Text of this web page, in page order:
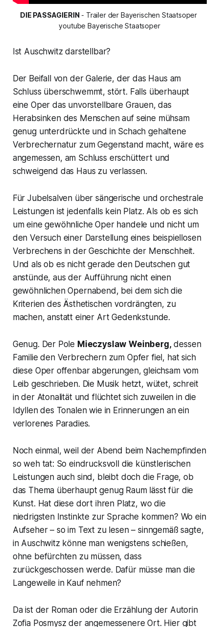
DIE PASSAGIERIN - Trailer der Bayerischen Staatsoper
youtube Bayerische Staatsoper
Ist Auschwitz darstellbar?
Der Beifall von der Galerie, der das Haus am
Schluss überschwemmt, stört. Falls überhaupt
eine Oper das unvorstellbare Grauen, das
Herabsinken des Menschen auf seine mühsam
genug unterdrückte und in Schach gehaltene
Verbrechernatur zum Gegenstand macht, wäre es
angemessen, am Schluss erschüttert und
schweigend das Haus zu verlassen.
Für Jubelsalven über sängerische und orchestrale
Leistungen ist jedenfalls kein Platz. Als ob es sich
um eine gewöhnliche Oper handele und nicht um
den Versuch einer Darstellung eines beispiellosen
Verbrechens in der Geschichte der Menschheit.
Und als ob es nicht gerade den Deutschen gut
anstünde, aus der Aufführung nicht einen
gewöhnlichen Opernabend, bei dem sich die
Kriterien des Ästhetischen vordrängten, zu
machen, anstatt einer Art Gedenkstunde.
Genug. Der Pole Mieczyslaw Weinberg,dessen
Familie den Verbrechern zum Opfer fiel, hat sich
diese Oper offenbar abgerungen, gleichsam vom
Leib geschrieben. Die Musik hetzt, wütet, schreit
in der Atonalität und flüchtet sich zuweilen in die
Idyllen des Tonalen wie in Erinnerungen an ein
verlorenes Paradies.
Noch einmal, weil der Abend beim Nachempfinden
so weh tat: So eindrucksvoll die künstlerischen
Leistungen auch sind, bleibt doch die Frage, ob
das Thema überhaupt genug Raum lässt für die
Kunst. Hat diese dort ihren Platz, wo die
niedrigsten Instinkte zur Sprache kommen? Wo ein
Aufseher – so im Text zu lesen – sinngemäß sagte,
in Auschwitz könne man wenigstens schießen,
ohne befürchten zu müssen, dass
zurückgeschossen werde. Dafür müsse man die
Langeweile in Kauf nehmen?
Da ist der Roman oder die Erzählung der Autorin
Zofia Posmysz der angemessenere Ort. Hier gibt